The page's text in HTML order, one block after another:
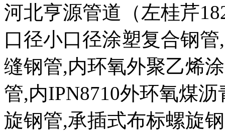
河北亨源管道（左桂芹
口径小口径涂塑复合钢
缝钢管,内环氧外聚乙烯
管,内IPN8710外环氧煤
旋钢管,承插式布标螺旋